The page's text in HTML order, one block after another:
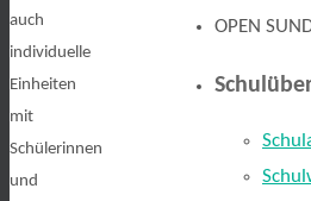
auch
individuelle
Einheiten
mit
Schülerinnen
und
OPEN